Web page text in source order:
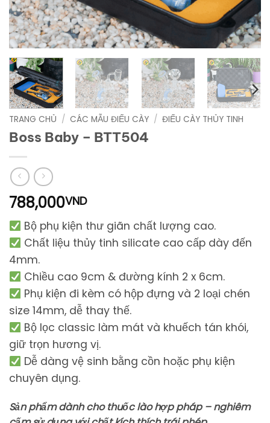
TRANG CHỦ / CÁC MẪU ĐIẾU CÀY / ĐIẾU CÀY THỦY TINH
Boss Baby – BTT504
788,000VND
Bộ phụ kiện thư giãn chất lượng cao.
Chất liệu thủy tinh silicate cao cấp dày đến
4mm.
Chiều cao 9cm & đường kính 2 x 6cm.
Phụ kiện đi kèm có hộp đựng và 2 loại chén
size 14mm, dễ thay thế.
Bộ lọc classic làm mát và khuếch tán khói,
giữ trọn hương vị.
Dễ dàng vệ sinh bằng cồn hoặc phụ kiện
chuyên dụng.
Sản phẩm dành cho thuốc lào hợp pháp – nghiêm